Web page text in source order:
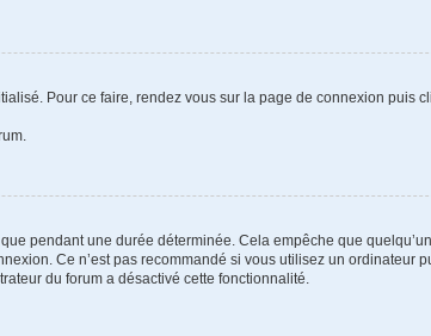
Pour ce faire, rendez vous sur la page de connexion puis
pendant une durée déterminée. Cela empêche que
Ce n’est pas recommandé si vous utilisez un ordinateur
du forum a désactivé cette fonctionnalité.